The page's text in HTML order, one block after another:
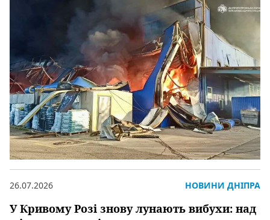
У Кривому Розі знову лунають вибухи: над
26.07.2026 НОВИНИ ДНІПРА